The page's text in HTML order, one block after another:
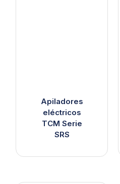
Apiladores
eléctricos
TCM Serie
SRS